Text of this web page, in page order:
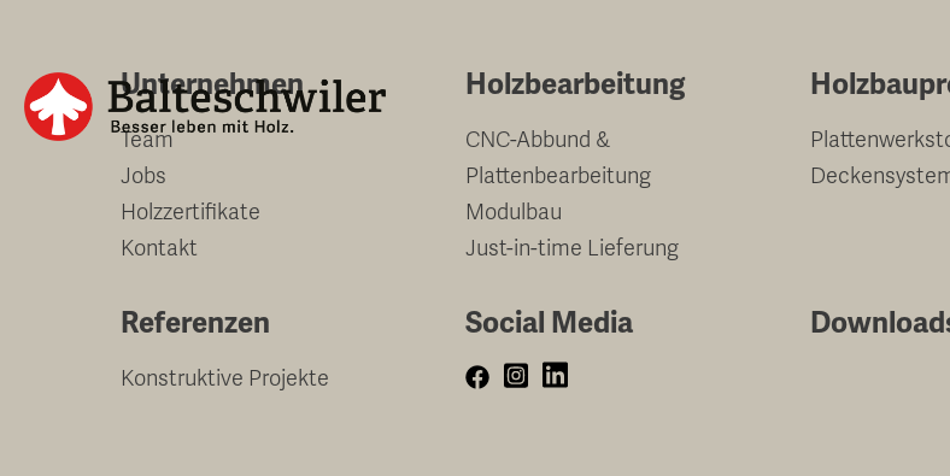
Inhalt
Unternehmen
Team
Jobs
Holzzertifikate
Kontakt
Holzbearbeitung
CNC-Abbund &
Plattenbearbeitung
Modulbau
Just-in-time Lieferung
Referenzen
Konstruktive Projekte
Social Media